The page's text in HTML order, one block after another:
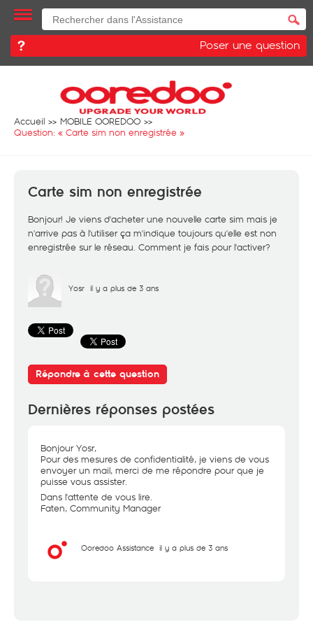
Poser une question
Accueil
MOBILE OOREDOO
Question: « Carte sim non enregistrée »
Carte sim non enregistrée
Bonjour! Je viens d'acheter une nouvelle carte sim mais je
n'arrive pas à l'utiliser ça m'indique toujours qu'elle est non
enregistrée sur le réseau. Comment je fais pour l'activer?
Yosr il y a plus de 3 ans
Répondre à cette question
Dernières réponses postées
Bonjour Yosr,
Pour des mesures de confidentialité, je viens de vous
envoyer un mail, merci de me répondre pour que je
puisse vous assister.
Dans l'attente de vous lire.
Faten, Community Manager
Ooredoo Assistance il y a plus de 3 ans